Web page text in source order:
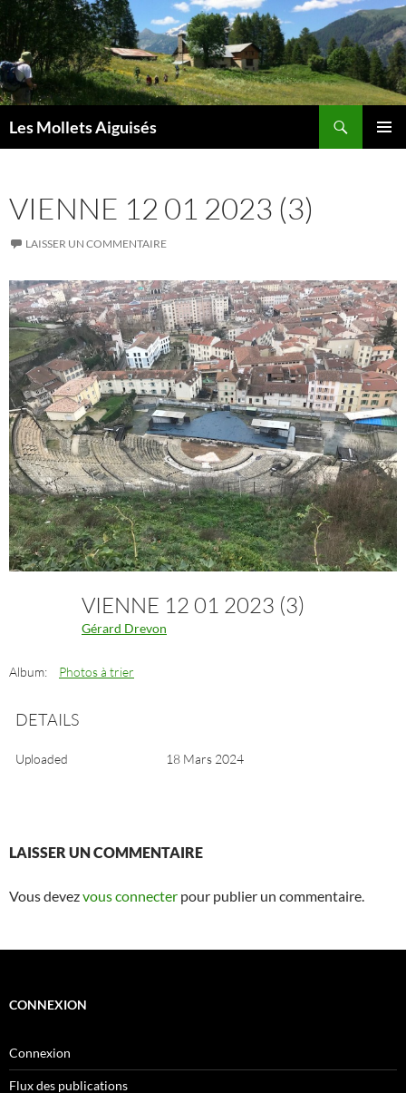
Aller
au
contenu
Les Mollets Aiguisés
VIENNE 12 01 2023 (3)
LAISSER UN COMMENTAIRE
VIENNE 12 01 2023 (3)
Gérard Drevon
Album: Photos à trier
DETAILS
Uploaded 18 Mars 2024
LAISSER UN COMMENTAIRE
Vous devezvous connecter pour publier un commentaire.
CONNEXION
Connexion
Flux des publications